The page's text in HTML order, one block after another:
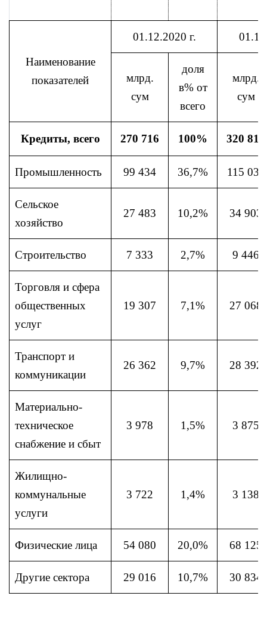
Наименование
показателей
01.12.2020 г.
млрд.
сум
доля
в% от
всего
млрд.
сум
Кредиты, всего 270 716 100% 320 813
Промышленность 99 434 36,7% 115 032
Сельское
хозяйство
27 483 10,2% 34 903
Строительство 7 333 2,7% 9 446
Торговля и сфера
общественных
услуг
19 307 7,1% 27 068
Транспорт и
коммуникации
26 362 9,7% 28 392
Материально-
техническое
снабжение и сбыт
3 978 1,5% 3 875
Жилищно-
коммунальные
услуги
3 722 1,4% 3 138
Физические лица 54 080 20,0% 68 125
Другие сектора 29 016 10,7% 30 834